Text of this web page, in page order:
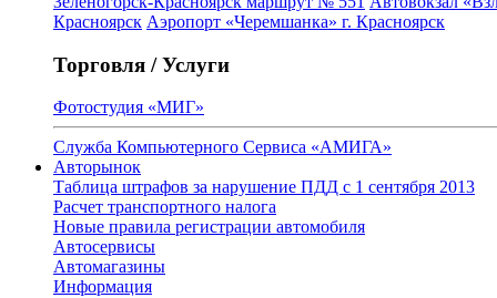
Красноярск Аэропорт «Черемшанка» г. Красноярск
Торговля / Услуги
Фотостудия «МИГ»
Служба Компьютерного Сервиса «АМИГА»
Авторынок
Таблица штрафов за нарушение ПДД с 1 сентября 2013
Расчет транспортного налога
Новые правила регистрации автомобиля
Автосервисы
Автомагазины
Информация